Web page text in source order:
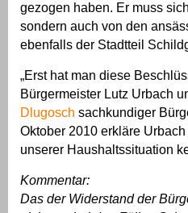
gezogen haben. Er muss
sondern auch von den
ebenfalls der Stadtteil
„Erst hat man diese
Bürgermeister Lutz Urbach
Dlugosch sachkundiger
Oktober 2010 erkläre
unserer Haushaltssituation
Kommentar:
Das der Widerstand der